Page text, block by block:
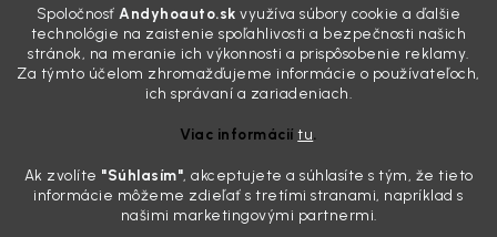
Spoločnosť Andyhoauto.sk využíva súbory cookie a ďalšie
technológie na zaistenie spoľahlivosti a bezpečnosti našich
stránok, na meranie ich výkonnosti a prispôsobenie reklamy.
Za týmto účelom zhromažďujeme informácie o používateľoch,
ich správaní a zariadeniach.
Viac informáciítu.
Ak zvolíte "Súhlasím", akceptujete a súhlasíte s tým, že tieto
informácie môžeme zdieľať s tretími stranami, napríklad s
našimi marketingovými partnermi.
skutočnosti je? Často za to môžu práve „slepé“ svetlomety. Ten
mliečny, drsný povrch nie je len estetická vada. Keď slnko a soľ urobia
svoje, plexisklo začne svetlo rozptyľovať namiesto to...
Zabudnite na handru. Ak chcete mať auto naozaj čisté,
Poznáte ten moment. Vonku svieti slnko, vy sedíte v čerstvo
„upratanom“ aute, no pri pohľade na palubnú dosku vás ide poraziť. V
mriežkach ventilácie, okolo tlačidiel a v švíkoch sedačiek na vás stále